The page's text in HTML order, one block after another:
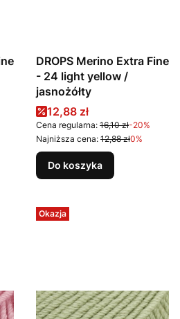
DROPS Merino Extra Fine
- 24 light yellow /
jasnożółty
Cena promocyjna
12,88 zł
Cena regularna: 16,10 zł-20%
Najniższa cena: 12,88 zł0%
Do koszyka
Okazja